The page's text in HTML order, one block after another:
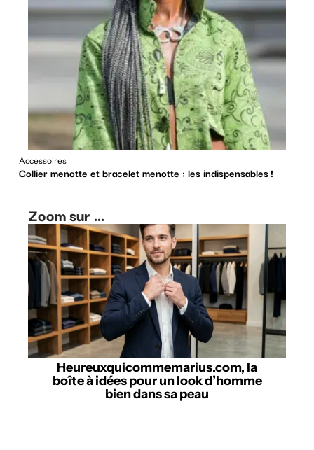
Accessoires
Collier menotte et bracelet menotte : les indispensables !
Zoom sur ...
Heureuxquicommemarius.com, la
boîte à idées pour un look d’homme
bien dans sa peau